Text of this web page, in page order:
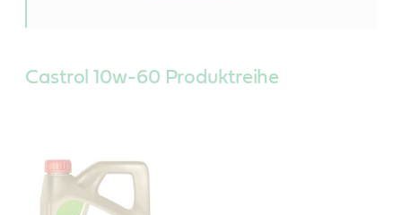
Castrol 10w-60 Produktreihe